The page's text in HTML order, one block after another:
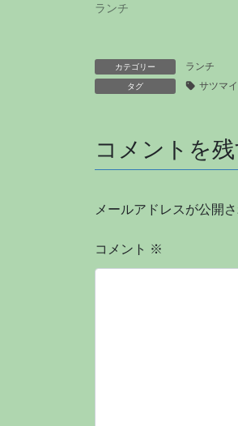
ランチ
カテゴリー ランチ
タグ サツマ
コメントを
メールアドレスが公開
コメント ※